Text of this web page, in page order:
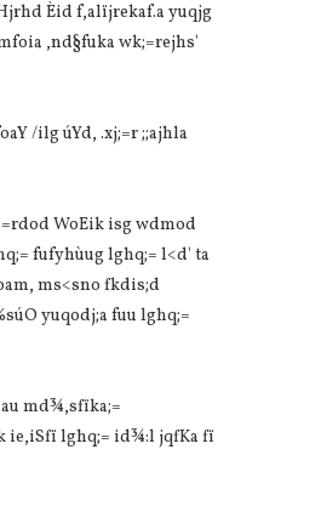
Èid f,alïjrekaf.a yuqjg
,nd§fuka wk;=rejhs'
/ilg úYd, .xj;=r ;;ajhla
WoEik isg wdmod
fufyhùug lghq;= l<d' ta
ms<sno fkdis;d
yuqodj;a fuu lghq;=
md¾,sfïka;=
ie,iSfï lghq;= id¾:l jqfKa fï